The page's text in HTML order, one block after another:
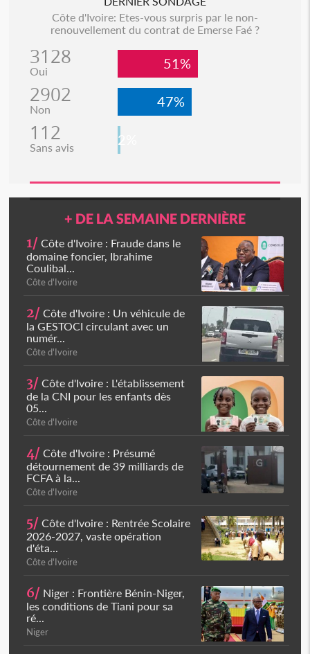
Côte d'Ivoire: Etes-vous surpris par le non-
renouvellement du contrat de Emerse Faé ?
3128
Oui 51%
2902
Non 47%
112
Sans avis 2%
+ DE LA SEMAINE DERNIÈRE
1/ Côte d'Ivoire : Fraude dans le
domaine foncier, Ibrahime
Coulibal...
Côte d'Ivoire
2/ Côte d'Ivoire : Un véhicule de
la GESTOCI circulant avec un
numér...
Côte d'Ivoire
3/ Côte d'Ivoire : L'établissement
de la CNI pour les enfants dès
05...
Côte d'Ivoire
4/ Côte d'Ivoire : Présumé
détournement de 39 milliards de
FCFA à la...
Côte d'Ivoire
5/ Côte d'Ivoire : Rentrée Scolaire
2026-2027, vaste opération
d'éta...
Côte d'Ivoire
6/ Niger : Frontière Bénin-Niger,
les conditions de Tiani pour sa
ré...
Niger